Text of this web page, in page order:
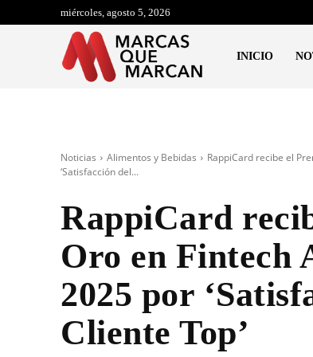
miércoles, agosto 5, 2026
INICIO
Noticias Alimentos y Bebidas
RappiCard recibe el
‘Satisfacción del...
RappiCard
Oro en Fintech
2025 por
Cliente Top’